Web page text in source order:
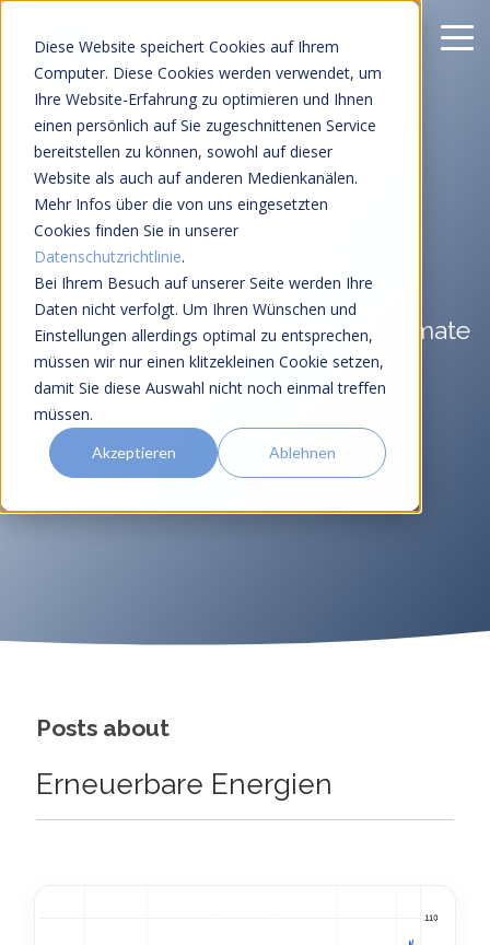
Diese Website speichert Cookies auf Ihrem
Computer. Diese Cookies werden verwendet, um
Ihre Website-Erfahrung zu optimieren und Ihnen
einen persönlich auf Sie zugeschnittenen Service
bereitstellen zu können, sowohl auf dieser
Website als auch auf anderen Medienkanälen.
Mehr Infos über die von uns eingesetzten
Cookies finden Sie in unserer
Datenschutzrichtlinie.
Bei Ihrem Besuch auf unserer Seite werden Ihre
Daten nicht verfolgt. Um Ihren Wünschen und
Einstellungen allerdings optimal zu entsprechen,
müssen wir nur einen klitzekleinen Cookie setzen,
damit Sie diese Auswahl nicht noch einmal treffen
müssen.
Akzeptieren Ablehnen
Klimarisiko &
ESG-Insights
Einblicke und Erfahrungen aus Climate
und Tech
Posts about
Erneuerbare Energien